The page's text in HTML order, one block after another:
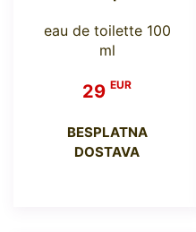
eau de toilette 100
ml
29 EUR
BESPLATNA
DOSTAVA